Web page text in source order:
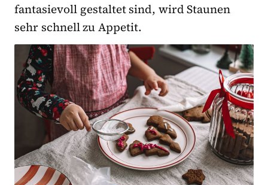
fantasievoll gestaltet sind, wird Staunen
sehr schnell zu Appetit.